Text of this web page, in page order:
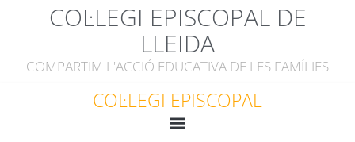
COL·LEGI EPISCOPAL DE
LLEIDA
COMPARTIM L'ACCIÓ EDUCATIVA DE LES FAMÍLIES
COL·LEGI EPISCOPAL